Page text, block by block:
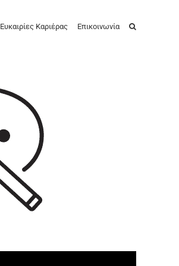
Ευκαιρίες Καριέρας Επικοινωνία